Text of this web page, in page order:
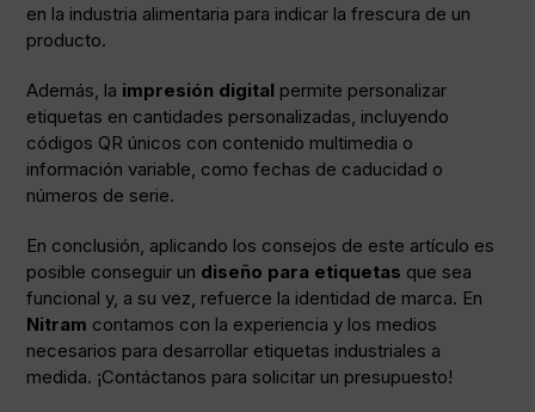
en la industria alimentaria para indicar la frescura de un
producto.
Además, la impresión digital permite personalizar
etiquetas en cantidades personalizadas, incluyendo
códigos QR únicos con contenido multimedia o
información variable, como fechas de caducidad o
números de serie.
En conclusión, aplicando los consejos de este artículo es
posible conseguir un diseño para etiquetas que sea
funcional y, a su vez, refuerce la identidad de marca. En
Nitram contamos con la experiencia y los medios
necesarios para desarrollar etiquetas industriales a
medida. ¡Contáctanos para solicitar un presupuesto!